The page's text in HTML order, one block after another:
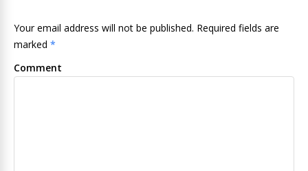
Your email address will not be published. Required fields are
marked *
Comment